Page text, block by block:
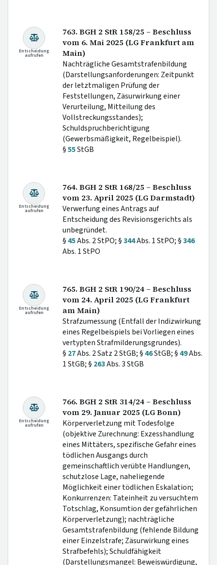
Entscheidung
aufrufen
763. BGH 2 StR 158/25 – Beschluss
vom 6. Mai 2025 (LG Frankfurt am
Main)
Nachträgliche Gesamtstrafenbildung
(Darstellungsanforderungen: Zeitpunkt
der letztmaligen Prüfung der
Feststellungen, Zäsurwirkung einer
Verurteilung, Mitteilung des
Vollstreckungsstandes);
Schuldspruchberichtigung
(Gewerbsmäßigkeit, Regelbeispiel).
§55StGB
Entscheidung
aufrufen
764. BGH 2 StR 168/25 – Beschluss
vom 23. April 2025 (LG Darmstadt)
Verwerfung eines Antrags auf
Entscheidung des Revisionsgerichts als
unbegründet.
§45Abs. 2 StPO; §344Abs. 1 StPO; §346
Abs. 1 StPO
Entscheidung
aufrufen
765. BGH 2 StR 190/24 – Beschluss
vom 24. April 2025 (LG Frankfurt
am Main)
Strafzumessung (Entfall der Indizwirkung
eines Regelbeispiels bei Vorliegen eines
vertypten Strafmilderungsgrundes).
§ 27Abs. 2 Satz 2 StGB; §46StGB; §49Abs.
1 StGB; § 263Abs. 3 StGB
Entscheidung
aufrufen
766. BGH 2 StR 314/24 – Beschluss
vom 29. Januar 2025 (LG Bonn)
Körperverletzung mit Todesfolge
(objektive Zurechnung: Exzesshandlung
eines Mittäters, spezifische Gefahr eines
tödlichen Ausgangs durch
gemeinschaftlich verübte Handlungen,
schutzlose Lage, naheliegende
Möglichkeit einer tödlichen Eskalation;
Konkurrenzen: Tateinheit zu versuchtem
Totschlag, Konsumtion der gefährlichen
Körperverletzung); nachträgliche
Gesamtstrafenbildung (fehlende Bildung
einer Einzelstrafe; Zäsurwirkung eines
Strafbefehls); Schuldfähigkeit
(Darstellungsmangel: Beweiswürdigung,